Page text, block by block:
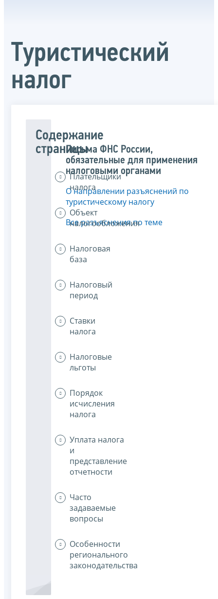
Туристический
налог
Содержание
страницы
Плательщики
налога
Объект
налогообложения
Налоговая
база
Налоговый
период
Ставки
налога
Налоговые
льготы
Порядок
исчисления
налога
Уплата налога
и
представление
отчетности
Часто
задаваемые
вопросы
Особенности
регионального
законодательства
Письма ФНС России,
обязательные для применения
налоговыми органами
О направлении разъяснений по
туристическому налогу
Все разъяснения по теме